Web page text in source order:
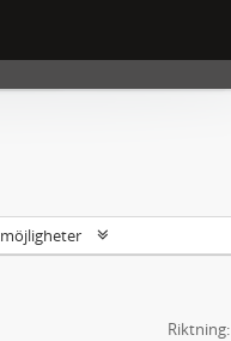
Riktning: